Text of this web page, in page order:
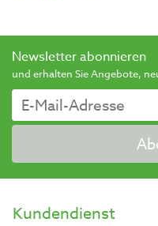
Newsletter abonnieren
und erhalten Sie Angebote,
Kundendienst